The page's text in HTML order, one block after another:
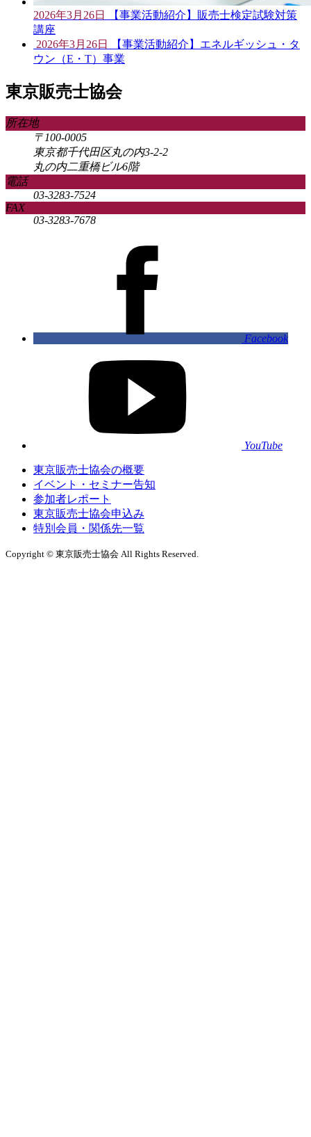
2026年3月26日
【事業活動紹介】販売士検定試験対策
講座
2026年3月26日
【事業活動紹介】エネルギッシュ・タ
ウン（E・T）事業
東京販売士協会
所在地
〒100-0005
東京都千代田区丸の内3-2-2
丸の内二重橋ビル6階
電話
03-3283-7524
FAX
03-3283-7678
Facebook
YouTube
東京販売士協会の概要
イベント・セミナー告知
参加者レポート
東京販売士協会申込み
特別会員・関係先一覧
Copyright © 東京販売士協会 All Rights Reserved.